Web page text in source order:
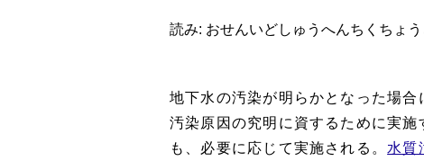
読み: おせんいどしゅうへんちくちょう
地下水の汚染が明らかとなった場
汚染原因の究明に資するために実
も、必要に応じて実施される。 水質